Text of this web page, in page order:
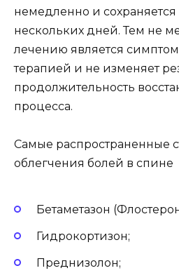
немедленно и
нескольких дней. Тем не
лечению является
терапией и не изменяет
продолжительность
процесса.
Самые распространенные
облегчения болей в спине
Бетаметазон
Гидрокортизон;
Преднизолон;